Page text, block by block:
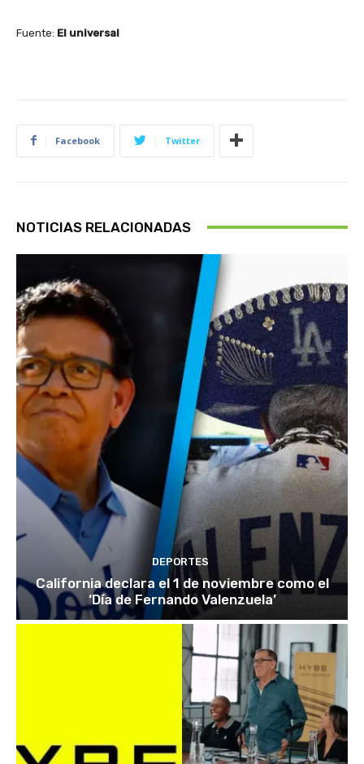
Fuente: El universal
Facebook Twitter
NOTICIAS RELACIONADAS
DEPORTES
California declara el 1 de noviembre como el
‘Día de Fernando Valenzuela’